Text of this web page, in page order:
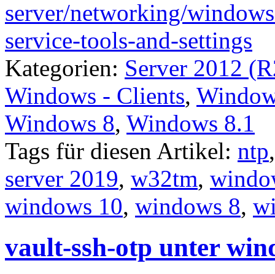
server/networking/
service-tools-and-settings
Kategorien: Server 2012
Windows - Clients,
Windows 8, Windows 8.1
Tags für diesen Artikel: ntp
server 2019, w32tm,
windows 10, windows 8,
vault-ssh-otp unter